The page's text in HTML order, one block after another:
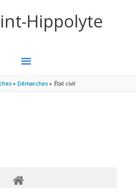
Hippolyte
MENU
PRINCIPAL
Démarches État civil